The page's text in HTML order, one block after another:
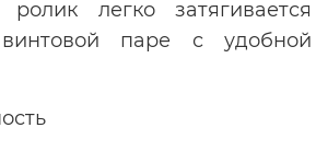
легко затягивается
паре с удобной